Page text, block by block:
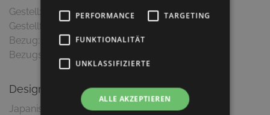
Gestell: Esche massiv
Gestellfarbe: Eiche natur
Bezug: Strukturstoff
Design
Japanisch angehauchtes Design mit reduzierter
PERFORMANCE TARGETING
FUNKTIONALITÄT
UNKLASSIFIZIERTE
ALLE AKZEPTIEREN